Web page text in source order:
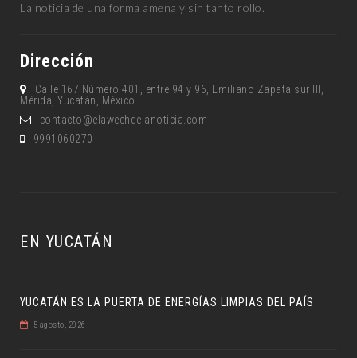
La noticia de una forma amena y sin tanto rollo.
Dirección
Calle 167 Número 401, entre 94 y 96, Emiliano Zapata sur lll,
Mérida, Yucatán, México.
contacto@elawechdelanoticia.com
9991060270
EN YUCATÁN
YUCATÁN ES LA PUERTA DE ENERGÍAS LIMPIAS DEL PAÍS
5 agosto, 2026